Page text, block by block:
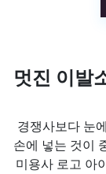
멋진 이발
경쟁사보다 눈
손에 넣는 것이
미용사 로고 아